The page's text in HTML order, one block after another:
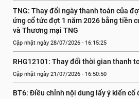
TNG: Thay đổi ngày thanh toán của
ứng cổ tức đợt 1 năm 2026 bằng tiền
và Thương mại TNG
Cập nhật ngày 28/07/2026 - 16:15:25
RHG12101: Thay đổi thời gian thanh
Cập nhật ngày 21/07/2026 - 16:50:50
BT6: Điều chỉnh nội dung lấy ý kiến cổ